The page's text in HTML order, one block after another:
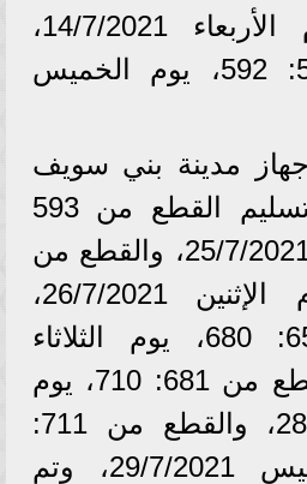
551: 580، يوم الأربعاء 14/7/2021،
والقطع من 581: 592، يوم الخميس
مدينة بني سويف
الجديدة: سيتم تسليم القطع من 593
:620، يوم الأحد 25/7/2021، والقطع من
621: 650، يوم الإثنين 26/7/2021،
والقطع من 651: 680، يوم الثلاثاء
27/7/2021، والقطع من 681: 710، يوم
الأربعاء 28/7/2021، والقطع من 711:
741، يوم الخميس 29/7/2021، وتم